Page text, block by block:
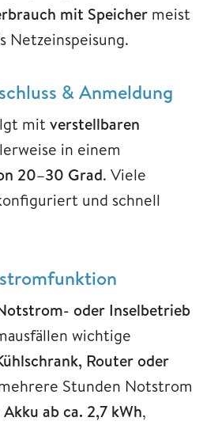
mit Speicher meist
Netzeinspeisung.
& Anmeldung
mit verstellbaren
in einem
20–30 Grad. Viele
und schnell
oder Inselbetrieb
wichtige
Router oder
Stunden Notstrom
Akku ab ca. 2,7 kWh,